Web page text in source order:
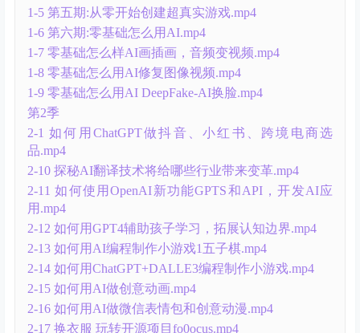
1-5 第五期:从零开始创建超真实游戏.mp4
1-6 第六期:零基础怎么用AI.mp4
1-7 零基础怎么样AI画插画，音频变视频.mp4
1-8 零基础怎么用AI修复图像视频.mp4
1-9 零基础怎么用AI DeepFake-AI换脸.mp4
第2季
2-1 如何用ChatGPT做抖音、小红书、跨境电商选
品.mp4
2-10 探秘AI翻译技术将给哪些行业带来变革.mp4
2-11 如何使用OpenAI新功能GPTS和API，开发AI应
用.mp4
2-12 如何用GPT4辅助孩子学习，拓展认知边界.mp4
2-13 如何用AI编程制作小游戏1五子棋.mp4
2-14 如何用ChatGPT+DALLE3编程制作小游戏.mp4
2-15 如何用AI做创意动画.mp4
2-16 如何用AI做微信表情包和创意动漫.mp4
2-17 换衣服 玩转开源项目fo0ocus.mp4